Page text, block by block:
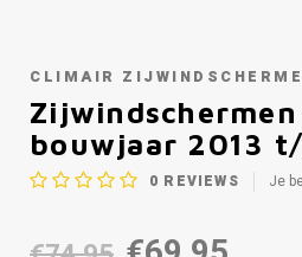
CLIMAIR
bouwjaar 2013
0 REVIEWS Je